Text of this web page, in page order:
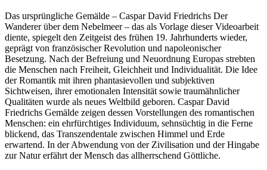
Das ursprüngliche Gemälde – Caspar David Friedrichs Der
Wanderer über dem Nebelmeer – das als Vorlage dieser Videoarbeit
diente, spiegelt den Zeitgeist des frühen 19. Jahrhunderts wieder,
geprägt von französischer Revolution und napoleonischer
Besetzung. Nach der Befreiung und Neuordnung Europas strebten
die Menschen nach Freiheit, Gleichheit und Individualität. Die Idee
der Romantik mit ihren phantasievollen und subjektiven
Sichtweisen, ihrer emotionalen Intensität sowie traumähnlicher
Qualitäten wurde als neues Weltbild geboren. Caspar David
Friedrichs Gemälde zeigen dessen Vorstellungen des romantischen
Menschen: ein ehrfürchtiges Individuum, sehnsüchtig in die Ferne
blickend, das Transzendentale zwischen Himmel und Erde
erwartend. In der Abwendung von der Zivilisation und der Hingabe
zur Natur erfährt der Mensch das allherrschend Göttliche.